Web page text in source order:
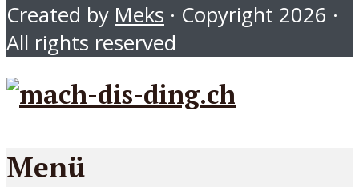
Created by Meks · Copyright 2026 ·
All rights reserved
Menü